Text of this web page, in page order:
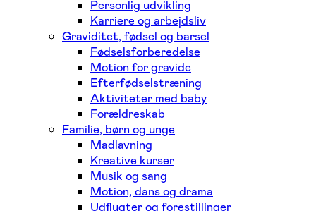
Personlig udvikling
Karriere og arbejdsliv
Graviditet, fødsel og barsel
Fødselsforberedelse
Motion for gravide
Efterfødselstræning
Aktiviteter med baby
Forældreskab
Familie, børn og unge
Madlavning
Kreative kurser
Musik og sang
Motion, dans og drama
Udflugter og forestillinger